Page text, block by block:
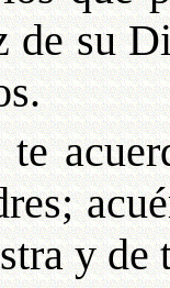
de su
y de